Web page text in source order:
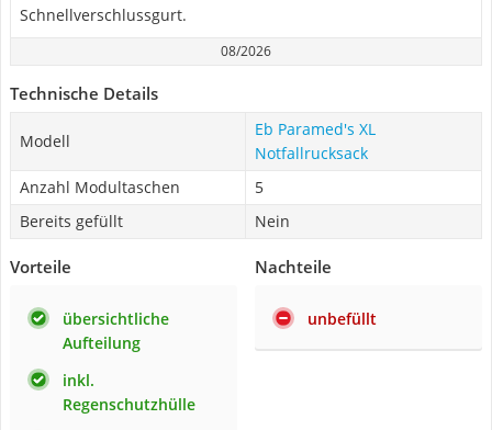
Schnellverschlussgurt.
08/2026
Technische Details
Modell
Eb Paramed's XL
Notfallrucksack
Anzahl Modultaschen
5
Bereits gefüllt
Nein
Vorteile
übersichtliche
Aufteilung
inkl.
Regenschutzhülle
Nachteile
unbefüllt